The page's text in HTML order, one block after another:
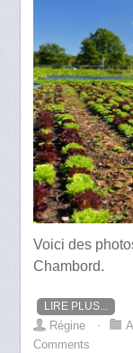
Voici des
Chambord.
LIRE PLUS...
Régine ⋅
Comments